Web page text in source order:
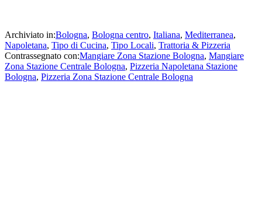
Archiviato in:Bologna, Bologna centro, Italiana, Mediterranea,
Napoletana, Tipo di Cucina, Tipo Locali, Trattoria & Pizzeria
Contrassegnato con:Mangiare Zona Stazione Bologna, Mangiare
Zona Stazione Centrale Bologna, Pizzeria Napoletana Stazione
Bologna, Pizzeria Zona Stazione Centrale Bologna